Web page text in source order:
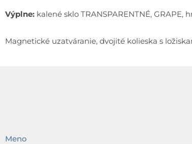
Výplne: kalené sklo TRANSPARENTNÉ, GRAPE,
Magnetické uzatváranie, dvojité kolieska s
Meno